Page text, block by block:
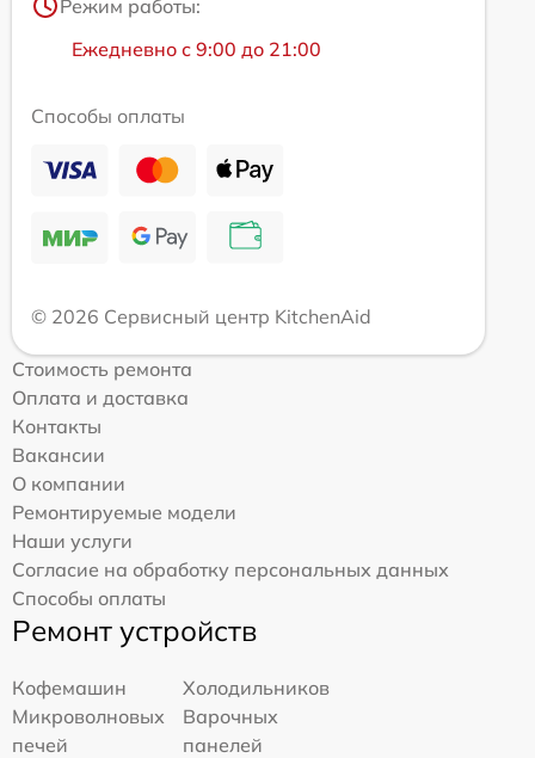
Режим работы:
Ежедневно с 9:00 до 21:00
Способы оплаты
© 2026 Сервисный центр KitchenAid
Стоимость ремонта
Оплата и доставка
Контакты
Вакансии
О компании
Ремонтируемые модели
Наши услуги
Согласие на обработку персональных данных
Способы оплаты
Ремонт устройств
Кофемашин
Холодильников
Микроволновых
печей
Варочных
панелей